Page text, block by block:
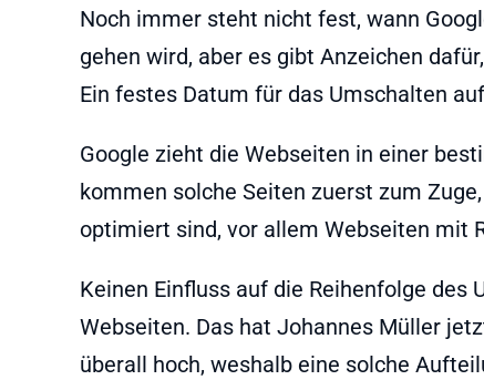
Noch immer steht nicht fest, wann
gehen wird, aber es gibt Anzeichen
Ein festes Datum für das Umschalten
Google zieht die Webseiten in einer
kommen solche Seiten zuerst zum
optimiert sind, vor allem Webseiten mit
Keinen Einfluss auf die Reihenfolge
Webseiten. Das hat Johannes Müller
überall hoch, weshalb eine solche